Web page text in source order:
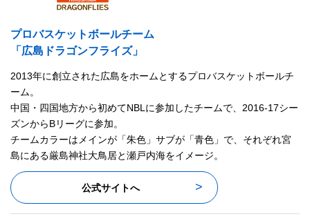
プロバスケットボールチーム
「広島ドラゴンフライズ」
2013年に創立された広島をホームとするプロバスケットボールチ
ーム。
中国・四国地方から初めてNBLに参加したチームで、2016-17シー
ズンからBリーグに参加。
チームカラーはメインが「朱色」サブが「青色」で、それぞれ宮
島にある厳島神社大鳥居と瀬戸内海をイメージ。
公式サイトへ